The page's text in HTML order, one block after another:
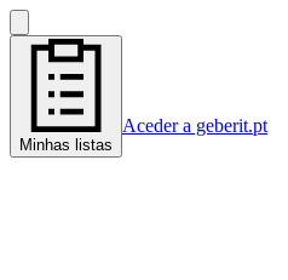
Minhas listas
Aceder a geberit.pt